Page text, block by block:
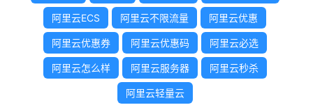
阿里云ECS 阿里云不限流量 阿里云优惠
阿里云优惠券 阿里云优惠码 阿里云必选
阿里云怎么样 阿里云服务器 阿里云秒杀
阿里云轻量云